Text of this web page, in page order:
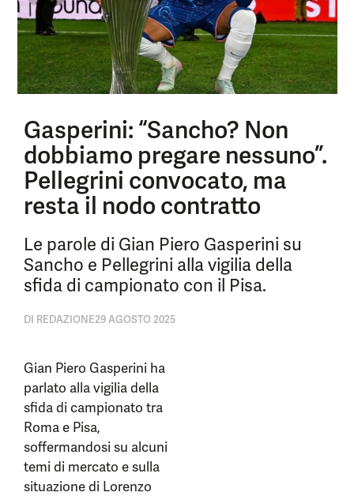
Gasperini: “Sancho? Non
dobbiamo pregare nessuno”.
Pellegrini convocato, ma
resta il nodo contratto
Le parole di Gian Piero Gasperini su
Sancho e Pellegrini alla vigilia della
sfida di campionato con il Pisa.
DI REDAZIONE29 AGOSTO 2025
Gian Piero Gasperini ha
parlato alla vigilia della
sfida di campionato tra
Roma e Pisa,
soffermandosi su alcuni
temi di mercato e sulla
situazione di Lorenzo